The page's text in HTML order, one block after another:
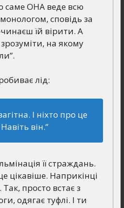
саме ОНА веде всю
сповідь за
їй вірити. А
на якому
лід:
І ніхто про це
він.”
її страждань.
цікавіше. Наприкінці
просто встає з
одягає туфлі. І ти